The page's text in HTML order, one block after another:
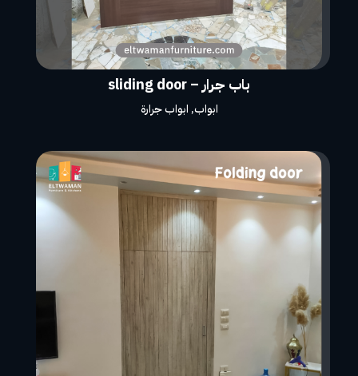
باب جرار – sliding door
ابواب, ابواب جرارة